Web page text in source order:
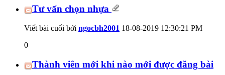
Tư vấn chọn nhựa
Viết bài cuối bởi ngocbh2001 18-08-2019 12:30:21 PM
0
Thành viên mới khi nào mới được đăng bài